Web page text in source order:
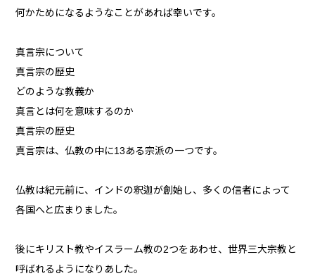
何かためになるようなことがあれば幸いです。
真言宗について
真言宗の歴史
どのような教義か
真言とは何を意味するのか
真言宗の歴史
真言宗は、仏教の中に13ある宗派の一つです。
仏教は紀元前に、インドの釈迦が創始し、多くの信者によって
各国へと広まりました。
後にキリスト教やイスラーム教の2つをあわせ、世界三大宗教と
呼ばれるようになりあした。